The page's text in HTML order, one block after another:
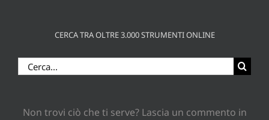
CERCA TRA OLTRE 3.000 STRUMENTI ONLINE
Cerca
per:
Non trovi ciò che ti serve? Lascia un commento in